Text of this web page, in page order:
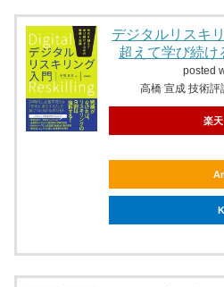
デジタルリスキ
超えて学び続け
posted
高橋 宣成 技術
楽